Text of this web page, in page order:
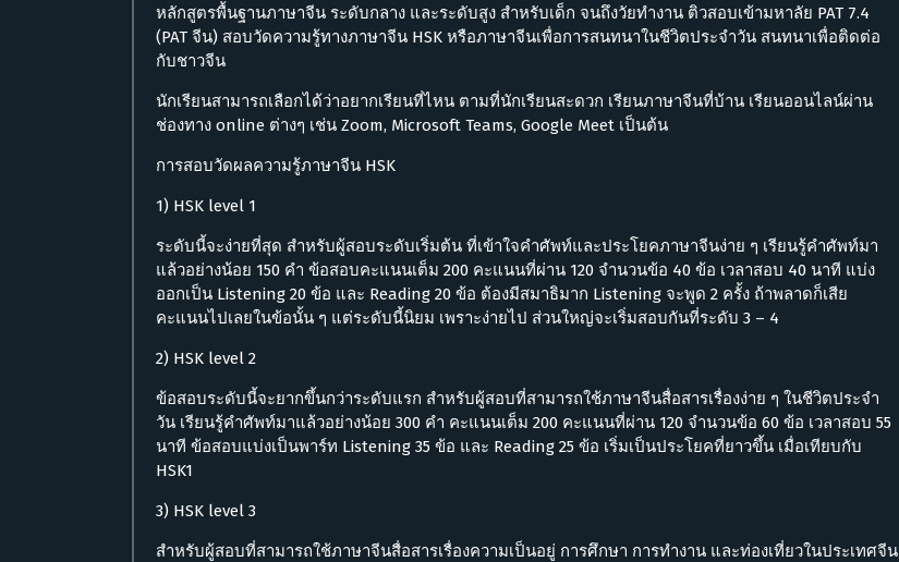
หลักสูตรพื้นฐานภาษาจีน ระดับกลาง และระดับสูง สำหรับเด็ก จนถึงวัยทำงาน ติวสอบเข้ามหาลัย PAT 7.4
(PAT จีน) สอบวัดความรู้ทางภาษาจีน HSK หรือภาษาจีนเพื่อการสนทนาในชีวิตประจำวัน สนทนาเพื่อติดต่อ
กับชาวจีน
นักเรียนสามารถเลือกได้ว่าอยากเรียนที่ไหน ตามที่นักเรียนสะดวก เรียนภาษาจีนที่บ้าน เรียนออนไลน์ผ่าน
ช่องทาง online ต่างๆ เช่น Zoom, Microsoft Teams, Google Meet เป็นต้น
การสอบวัดผลความรู้ภาษาจีน HSK
1) HSK level 1
ระดับนี้จะง่ายที่สุด สำหรับผู้สอบระดับเริ่มต้น ที่เข้าใจคำศัพท์และประโยคภาษาจีนง่าย ๆ เรียนรู้คำศัพท์มา
แล้วอย่างน้อย 150 คำ ข้อสอบคะแนนเต็ม 200 คะแนนที่ผ่าน 120 จำนวนข้อ 40 ข้อ เวลาสอบ 40 นาที แบ่ง
ออกเป็น Listening 20 ข้อ และ Reading 20 ข้อ ต้องมีสมาธิมาก Listening จะพูด 2 ครั้ง ถ้าพลาดก็เสีย
คะแนนไปเลยในข้อนั้น ๆ แต่ระดับนี้นิยม เพราะง่ายไป ส่วนใหญ่จะเริ่มสอบกันที่ระดับ 3 – 4
2) HSK level 2
ข้อสอบระดับนี้จะยากขึ้นกว่าระดับแรก สำหรับผู้สอบที่สามารถใช้ภาษาจีนสื่อสารเรื่องง่าย ๆ ในชีวิตประจำ
วัน เรียนรู้คำศัพท์มาแล้วอย่างน้อย 300 คำ คะแนนเต็ม 200 คะแนนที่ผ่าน 120 จำนวนข้อ 60 ข้อ เวลาสอบ 55
นาที ข้อสอบแบ่งเป็นพาร์ท Listening 35 ข้อ และ Reading 25 ข้อ เริ่มเป็นประโยคที่ยาวขึ้น เมื่อเทียบกับ
HSK1
3) HSK level 3
สำหรับผู้สอบที่สามารถใช้ภาษาจีนสื่อสารเรื่องความเป็นอยู่ การศึกษา การทำงาน และท่องเที่ยวในประเทศจีน